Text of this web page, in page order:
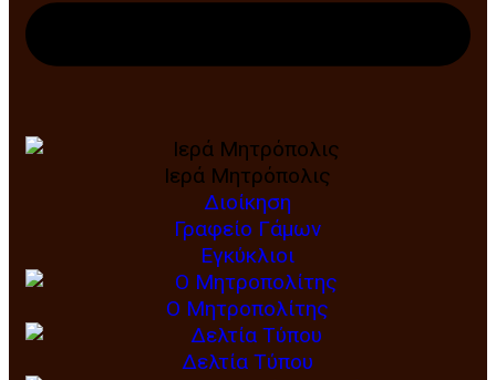
Ιερά Μητρόπολις
Διοίκηση
Γραφείο Γάμων
Εγκύκλιοι
Ο Μητροπολίτης
Δελτία Τύπου